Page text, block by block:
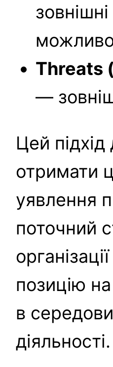
зовнішні
Threats
—
Цей
отримати
уявлення
поточний
організації
позицію
в
діяльності.